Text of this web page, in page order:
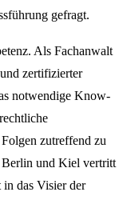
gefragt.
Als Fachanwalt
zertifizierter
notwendige Know-
zutreffend zu
Berlin und Kiel vertritt
in das Visier der